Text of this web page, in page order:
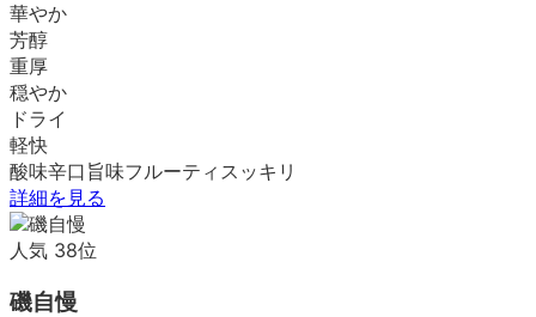
華やか
芳醇
重厚
穏やか
ドライ
軽快
酸味辛口 旨味フルーティ スッキリ
詳細を見る
人気 38位
磯自慢